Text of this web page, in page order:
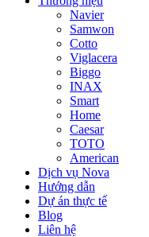
Navier
Samwon
Cotto
Viglacera
Biggo
INAX
Smart
Home
Caesar
TOTO
American
Dịch vụ Nova
Hướng dẫn
Dự án thực tế
Blog
Liên hệ